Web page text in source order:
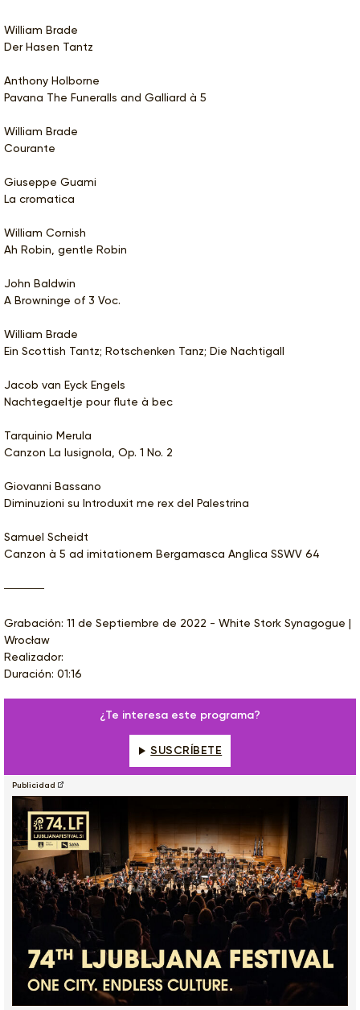
William Brade
Der Hasen Tantz
Anthony Holborne
Pavana The Funeralls and Galliard à 5
William Brade
Courante
Giuseppe Guami
La cromatica
William Cornish
Ah Robin, gentle Robin
John Baldwin
A Browninge of 3 Voc.
William Brade
Ein Scottish Tantz; Rotschenken Tanz; Die Nachtigall
Jacob van Eyck Engels
Nachtegaeltje pour flute à bec
Tarquinio Merula
Canzon La lusignola, Op. 1 No. 2
Giovanni Bassano
Diminuzioni su Introduxit me rex del Palestrina
Samuel Scheidt
Canzon à 5 ad imitationem Bergamasca Anglica SSWV 64
Grabación: 11 de Septiembre de 2022 - White Stork Synagogue |
Wrocław
Realizador:
Duración: 01:16
¿Te interesa este programa?
SUSCRÍBETE
Publicidad